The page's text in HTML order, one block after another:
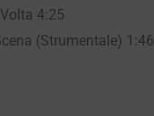
Volta 4:25
(Strumentale) 1:46